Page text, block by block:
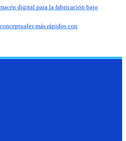
digital para la fabricación bajo
más rápidos con